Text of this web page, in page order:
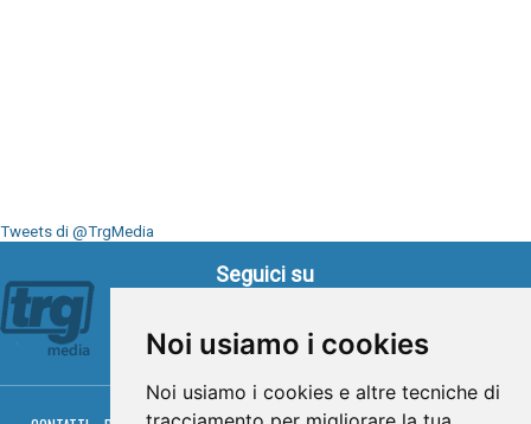
Noi usiamo i cookies
Noi usiamo i cookies e altre tecniche di
Tweets di @TrgMedia
Seguici su